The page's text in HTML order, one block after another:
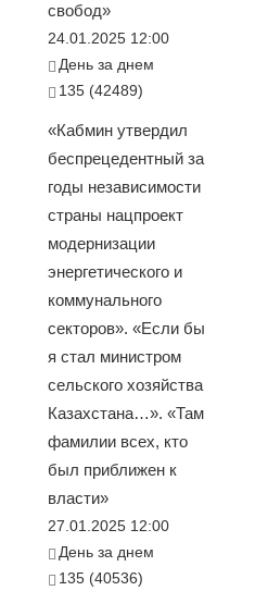
свобод»
24.01.2025 12:00
День за днем
135 (42489)
«Кабмин утвердил
беспрецедентный за
годы независимости
страны нацпроект
модернизации
энергетического и
коммунального
секторов». «Если бы
я стал министром
сельского хозяйства
Казахстана…». «Там
фамилии всех, кто
был приближен к
власти»
27.01.2025 12:00
День за днем
135 (40536)